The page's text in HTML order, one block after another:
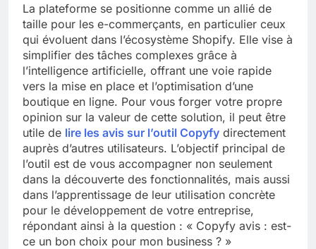
La plateforme se positionne comme un allié de
taille pour les e-commerçants, en particulier ceux
qui évoluent dans l’écosystème Shopify. Elle vise à
simplifier des tâches complexes grâce à
l’intelligence artificielle, offrant une voie rapide
vers la mise en place et l’optimisation d’une
boutique en ligne. Pour vous forger votre propre
opinion sur la valeur de cette solution, il peut être
utile de lire les avis sur l’outil Copyfy directement
auprès d’autres utilisateurs. L’objectif principal de
l’outil est de vous accompagner non seulement
dans la découverte des fonctionnalités, mais aussi
dans l’apprentissage de leur utilisation concrète
pour le développement de votre entreprise,
répondant ainsi à la question : « Copyfy avis : est-
ce un bon choix pour mon business ? »